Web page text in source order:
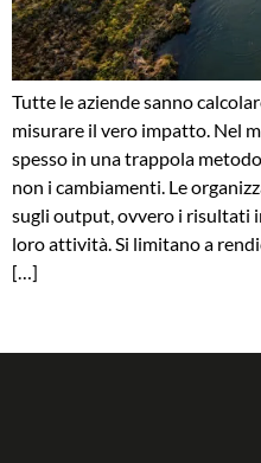
Tutte le aziende sanno
misurare il vero impatto. Nel
spesso in una trappola
non i cambiamenti. Le
sugli output, ovvero i risultati
loro attività. Si limitano a
[…]